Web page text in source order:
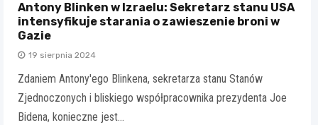
Antony Blinken w Izraelu: Sekretarz stanu USA
intensyfikuje starania o zawieszenie broni w
Gazie
19 sierpnia 2024
Zdaniem Antony'ego Blinkena, sekretarza stanu Stanów
Zjednoczonych i bliskiego współpracownika prezydenta Joe
Bidena, konieczne jest…